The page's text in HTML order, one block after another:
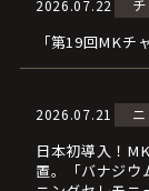
2026.07.22
「第19回MKチ
2026.07.21
日本初導入！
置。「バナジウ